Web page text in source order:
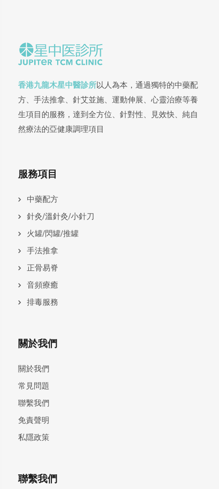
香港九龍木星中醫診所以人為本，通過獨特的中藥配
方、手法推拿、針艾並施、運動伸展、心靈治療等養
生項目的服務，達到全方位、針對性、見效快、純自
然療法的亞健康調理項目
服務項目
中藥配方
針灸/溫針灸/小針刀
火罐/閃罐/推罐
手法推拿
正骨易脊
⾳頻療癒
排毒服務
關於我們
關於我們
常見問題
聯繫我們
免責聲明
私隱政策
聯繫我們